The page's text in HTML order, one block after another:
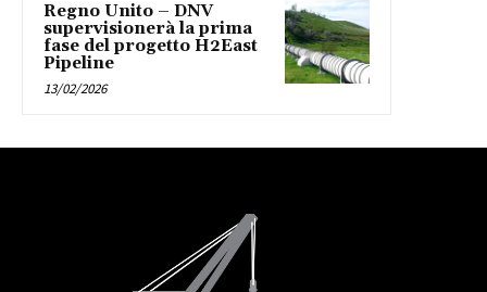
Regno Unito – DNV
supervisionerà la prima
fase del progetto H2East
Pipeline
13/02/2026